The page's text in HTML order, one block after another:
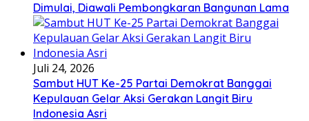
Dimulai, Diawali Pembongkaran Bangunan Lama
Juli 24, 2026
Sambut HUT Ke-25 Partai Demokrat Banggai
Kepulauan Gelar Aksi Gerakan Langit Biru
Indonesia Asri